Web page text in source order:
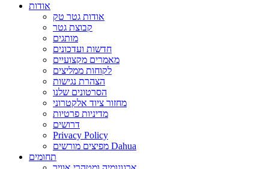
אודות
אודות גטר טק
קבוצת גטר
מותגים
חדשות ועדכונים
מאמרים מקצועיים
לקוחות ממליצים
הצהרת נגישות
הסרטונים שלנו
מחזור ציוד אלקטרוני
מדיניות פרטיות
דרושים
Privacy Policy
מפיצים מורשים Dahua
תחומים